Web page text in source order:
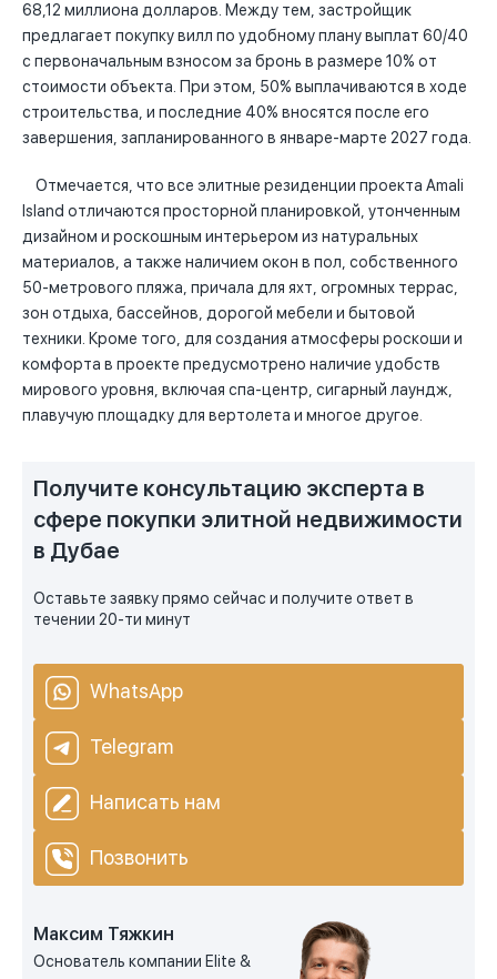
68,12 миллиона долларов. Между тем, застройщик
предлагает покупку вилл по удобному плану выплат 60/40
с первоначальным взносом за бронь в размере 10% от
стоимости объекта. При этом, 50% выплачиваются в ходе
строительства, и последние 40% вносятся после его
завершения, запланированного в январе-марте 2027 года.
Отмечается, что все элитные резиденции проекта Amali
Island отличаются просторной планировкой, утонченным
дизайном и роскошным интерьером из натуральных
материалов, а также наличием окон в пол, собственного
50-метрового пляжа, причала для яхт, огромных террас,
зон отдыха, бассейнов, дорогой мебели и бытовой
техники. Кроме того, для создания атмосферы роскоши и
комфорта в проекте предусмотрено наличие удобств
мирового уровня, включая спа-центр, сигарный лаундж,
плавучую площадку для вертолета и многое другое.
Получите консультацию эксперта в
сфере покупки элитной недвижимости
в Дубае
Оставьте заявку прямо сейчас и получите ответ в
течении 20-ти минут
WhatsApp
Telegram
Написать нам
Позвонить
Максим Тяжкин
Основатель компании Elite &